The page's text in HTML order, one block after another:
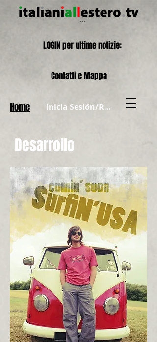
Inicia Sesión/Regístrate
Contatti e Mappa
Home
LOGIN per ultime notizie:
Desarrollo